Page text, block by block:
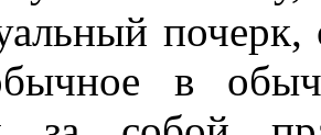
почерк,
в